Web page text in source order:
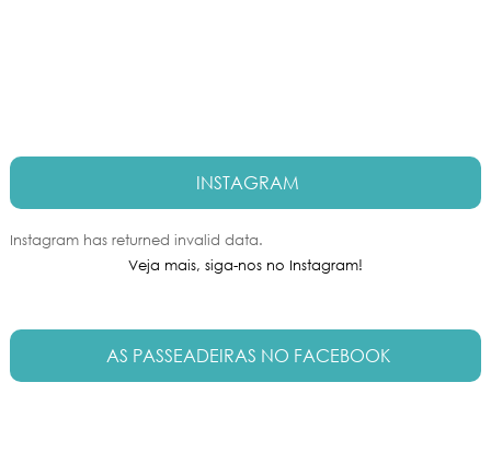
INSTAGRAM
Instagram has returned invalid data.
Veja mais, siga-nos no Instagram!
AS PASSEADEIRAS NO FACEBOOK